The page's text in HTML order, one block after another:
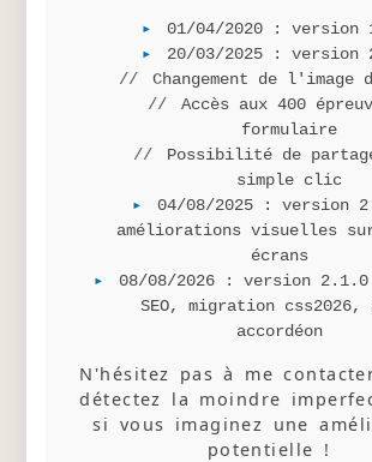
01/04/2020 : version
20/03/2025 : version
Changement de l'image
Accès aux 400
formulaire
Possibilité de
simple clic
04/08/2025 : version
améliorations visuelles
écrans
08/08/2026 : version
SEO, migration css2026,
accordéon
N'hésitez pas à me
détectez la moindre
si vous imaginez une
potentielle !